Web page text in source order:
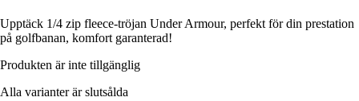
Upptäck 1/4 zip fleece-tröjan Under Armour, perfekt för din prestation
på golfbanan, komfort garanterad!
Produkten är inte tillgänglig
Alla varianter är slutsålda